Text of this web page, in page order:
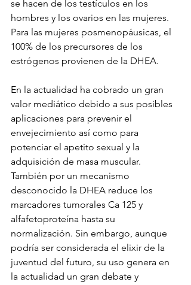
se hacen de los testículos en los
hombres y los ovarios en las mujeres.
Para las mujeres posmenopáusicas, el
100% de los precursores de los
estrógenos provienen de la DHEA.
En la actualidad ha cobrado un gran
valor mediático debido a sus posibles
aplicaciones para prevenir el
envejecimiento así como para
potenciar el apetito sexual y la
adquisición de masa muscular.
También por un mecanismo
desconocido la DHEA reduce los
marcadores tumorales Ca 125 y
alfafetoproteína hasta su
normalización. Sin embargo, aunque
podría ser considerada el elixir de la
juventud del futuro, su uso genera en
la actualidad un gran debate y